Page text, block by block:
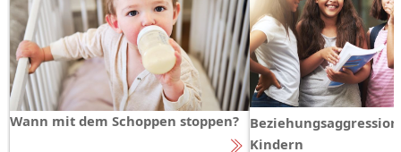
Wann mit dem Schoppen stoppen?
Kindern